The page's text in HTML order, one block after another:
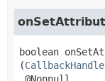
boolean
(
@Nonnull